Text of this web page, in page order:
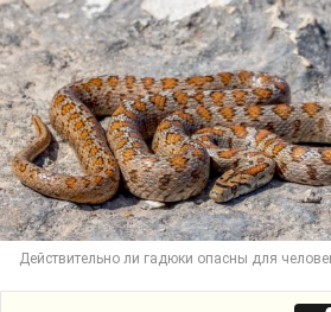
Действительно ли гадюки опасны для